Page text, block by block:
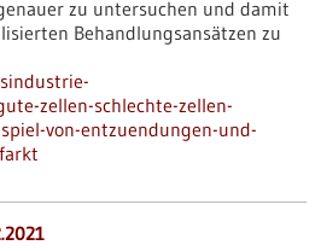
zu untersuchen und damit
Behandlungsansätzen zu
zellen-schlechte-zellen-
von-entzuendungen-und-